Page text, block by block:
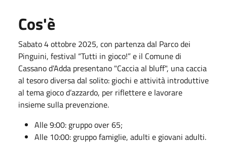
Cos'è
Sabato 4 ottobre 2025, con partenza dal Parco dei
Pinguini, festival “Tutti in gioco!” e il Comune di
Cassano d’Adda presentano "Caccia al bluff", una caccia
al tesoro diversa dal solito: giochi e attività introduttive
al tema gioco d’azzardo, per riflettere e lavorare
insieme sulla prevenzione.
Alle 9:00: gruppo over 65;
Alle 10:00: gruppo famiglie, adulti e giovani adulti.